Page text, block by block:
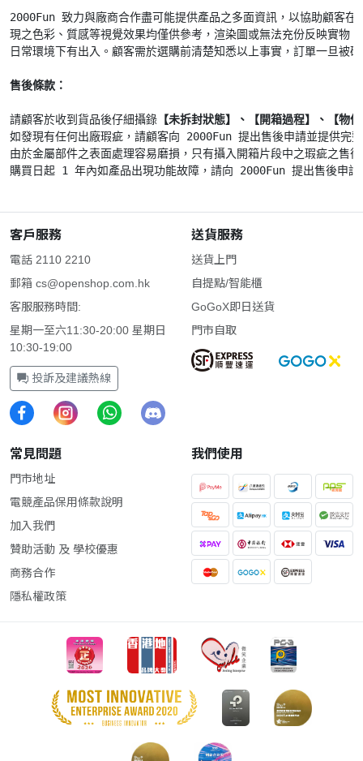
2000Fun 致力與廠商合作盡可能提供產品之多面資訊，以協助顧客
現之色彩、質感等視覺效果均僅供參考，渲染圖或無法充份反映實
日常環境下有出入。顧客需於選購前清楚知悉以上事實，訂單一旦被
售後條款：
請顧客於收到貨品後仔細攝錄 【未拆封狀態】、【開箱過程】、【物
如發現有任何出廠瑕疵，請顧客向 2000Fun 提出售後申請並提供完
由於金屬部件之表面處理容易磨損，只有攝入開箱片段中之瑕疵之售
客戶服務
電話 2110 2210
郵箱 cs@openshop.com.hk
客服服務時間:
星期一至六11:30-20:00 星期日
10:30-19:00
投訴及建議熱線
送貨服務
送貨上門
自提點/智能櫃
GoGoX即日送貨
門市自取
常見問題
門市地址
電競產品保用條款說明
加入我們
贊助活動 及 學校優惠
商務合作
隱私權政策
我們使用